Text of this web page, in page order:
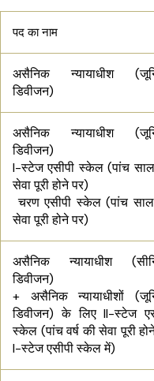
पद का नाम
असैनिक न्यायाधीश
डिवीजन)
असैनिक न्यायाधीश
डिवीजन)
I-स्टेज एसीपी स्केल (पांच
सेवा पूरी होने पर)
चरण एसीपी स्केल (पांच
सेवा पूरी होने पर)
असैनिक न्यायाधीश
डिवीजन)
+ असैनिक न्यायाधीशों
डिवीजन) के लिए II-स्टेज
स्केल (पांच वर्ष की सेवा पूरी
I-स्टेजएसीपी स्केल में)